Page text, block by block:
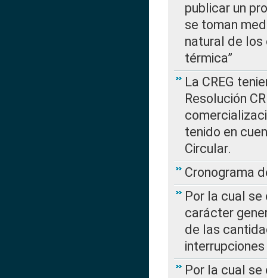
publicar un
se toman
natural de los
térmica”
La CREG
Resolución
tenido en
Circular.
Cronograma
Por la cual
carácter
de las
Por la cual